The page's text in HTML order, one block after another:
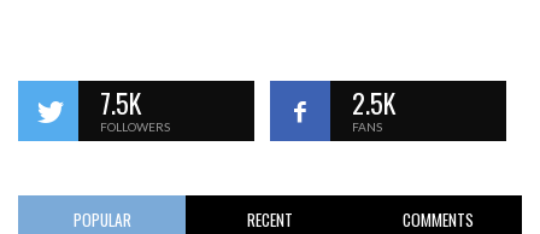
7.5K
FOLLOWERS
2.5K
FANS
POPULAR RECENT COMMENTS